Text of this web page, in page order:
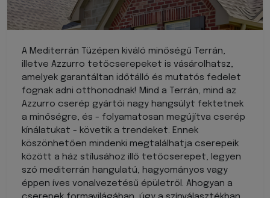
A Mediterrán Tüzépen kiváló minőségű Terrán,
illetve Azzurro tetőcserepeket is vásárolhatsz,
amelyek garantáltan időtálló és mutatós fedelet
fognak adni otthonodnak! Mind a Terrán, mind az
Azzurro cserép gyártói nagy hangsúlyt fektetnek
a minőségre, és - folyamatosan megújítva cserép
kínálatukat - követik a trendeket. Ennek
köszönhetően mindenki megtalálhatja cserepeik
között a ház stílusához illő tetőcserepet, legyen
szó mediterrán hangulatú, hagyományos vagy
éppen íves vonalvezetésű épületről. Ahogyan a